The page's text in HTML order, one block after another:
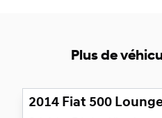
Plus de
2014 Fiat 500